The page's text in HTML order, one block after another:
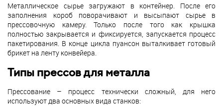
Металлическое сырье загружают в контейнер. После его
заполнения короб поворачивают и высыпают сырье в
прессовочную камеру. Только после того как крышка
полностью закрывается и фиксируется, запускается процесс
пакетирования. В конце цикла пуансон выталкивает готовый
брикет на ленту конвейера.
Типы прессов для металла
Прессование – процесс технически сложный, для него
используют два основных вида станков: